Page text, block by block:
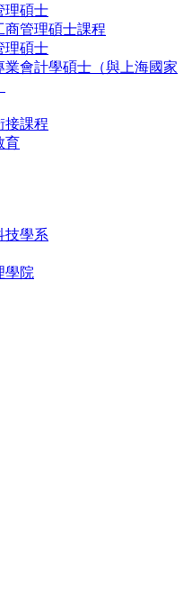
理碩士
商管理碩士課程
理碩士
業會計學碩士（與上海國家
接課程
育
技學系
學院